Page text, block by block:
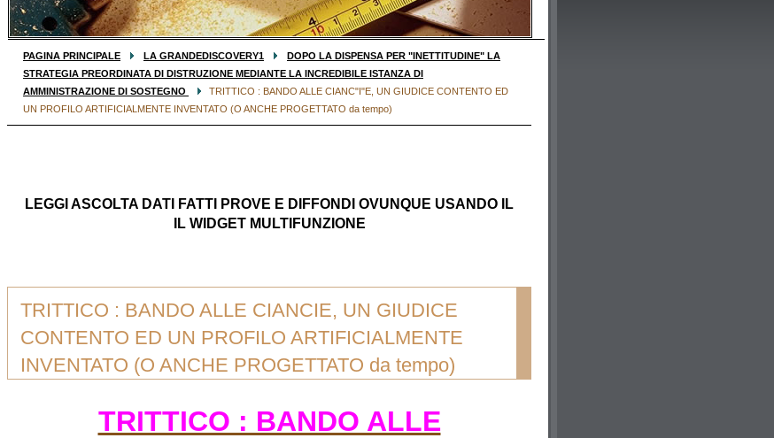
PAGINA PRINCIPALE LA GRANDEDISCOVERY1
DOPO LA DISPENSA PER "INETTITUDINE" LA
STRATEGIA PREORDINATA DI DISTRUZIONE MEDIANTE LA INCREDIBILE ISTANZA DI
AMMINISTRAZIONE DI SOSTEGNO
TRITTICO : BANDO ALLE CIANC"I"E, UN GIUDICE CONTENTO ED
UN PROFILO ARTIFICIALMENTE INVENTATO (O ANCHE PROGETTATO da tempo)
LEGGI ASCOLTA DATI FATTI PROVE E DIFFONDI OVUNQUE USANDO IL
IL WIDGET MULTIFUNZIONE
TRITTICO : BANDO ALLE CIANCIE, UN GIUDICE
CONTENTO ED UN PROFILO ARTIFICIALMENTE
INVENTATO (O ANCHE PROGETTATO da tempo)
TRITTICO : BANDO ALLE